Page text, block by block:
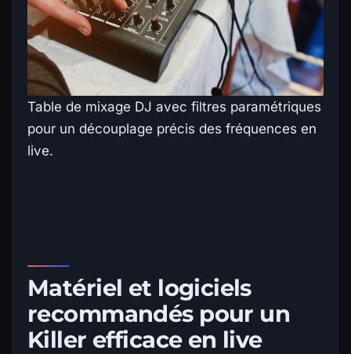
Table de mixage DJ avec filtres paramétriques
pour un découplage précis des fréquences en
live.
Matériel et logiciels
recommandés pour un
Killer efficace en live